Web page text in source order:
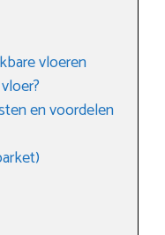
vloeren
en voordelen